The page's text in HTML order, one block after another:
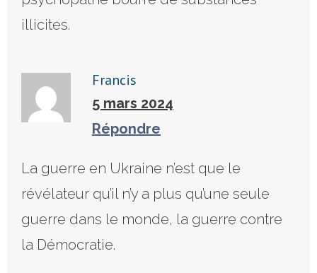
illicites.
Francis
5 mars 2024
Répondre
La guerre en Ukraine n’est que le
révélateur qu’il n’y a plus qu’une seule
guerre dans le monde, la guerre contre
la Démocratie.